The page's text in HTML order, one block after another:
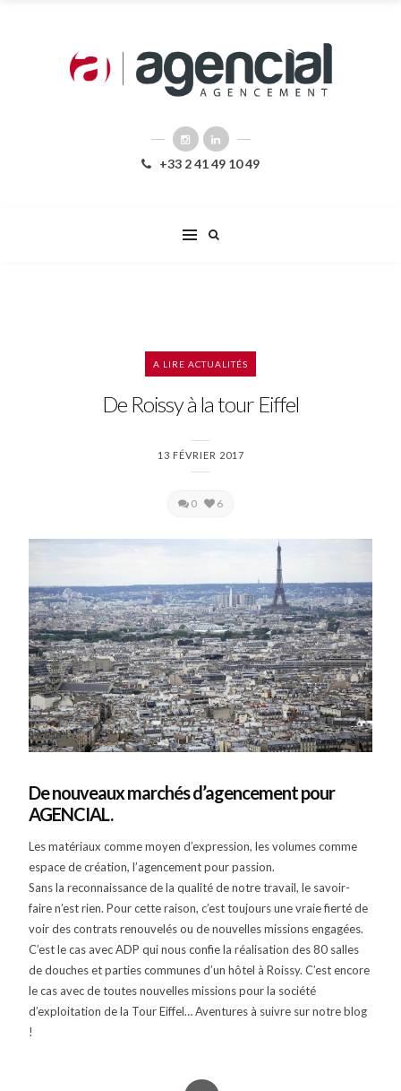
+33 2 41 49 10 49
A LIRE ACTUALITÉS
De Roissy à la tour Eiffel
13 FÉVRIER 2017
0 6
De nouveaux marchés d’agencement pour
AGENCIAL.
Les matériaux comme moyen d’expression, les volumes comme
espace de création, l’agencement pour passion.
Sans la reconnaissance de la qualité de notre travail, le savoir-
faire n’est rien. Pour cette raison, c’est toujours une vraie fierté de
voir des contrats renouvelés ou de nouvelles missions engagées.
C’est le cas avec ADP qui nous confie la réalisation des 80 salles
de douches et parties communes d’un hôtel à Roissy. C’est encore
le cas avec de toutes nouvelles missions pour la société
d’exploitation de la Tour Eiffel… Aventures à suivre sur notre blog
!